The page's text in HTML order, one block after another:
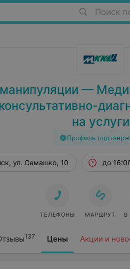
Поиск
—
на услуги
Профиль
137 Цены Акции и
ул. Семашко, 10 до
ТЕЛЕФОНЫ МАРШРУТ В